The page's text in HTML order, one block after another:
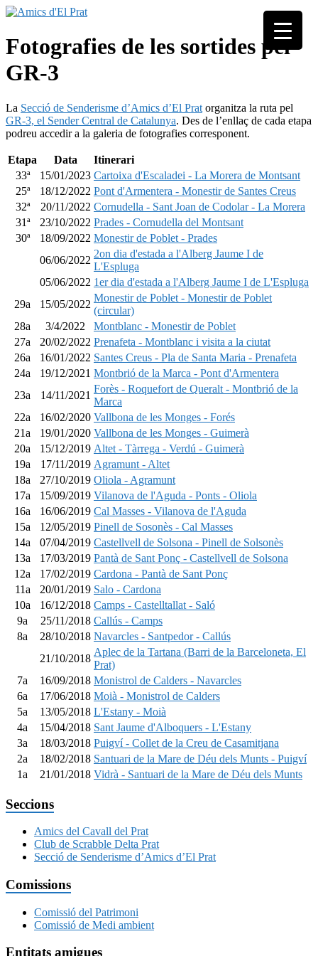
Skip
content
Amics
d'El
Prat
seixantenària
nascuda amb
la finalitat de
tots els
pratencs
Fotografies de les sortides pel
GR-3
La Secció de Senderisme d’Amics d’El Prat organitza la ruta pel
GR-3, el Sender Central de Catalunya. Des de l’enllaç de cada etapa
podreu accedir a la galeria de fotografies corresponent.
Etapa Data
Itinerari
33ª
15/01/2023 Cartoixa d'Escaladei - La Morera de Montsant
25ª
18/12/2022 Pont d'Armentera - Monestir de Santes Creus
32ª
20/11/2022 Cornudella - Sant Joan de Codolar - La Morera
31ª
23/10/2022 Prades - Cornudella del Montsant
30ª
18/09/2022 Monestir de Poblet - Prades
06/06/2022
2on dia d'estada a l'Alberg Jaume I de
L'Espluga
05/06/2022 1er dia d'estada a l'Alberg Jaume I de L'Espluga
29a
15/05/2022
Monestir de Poblet - Monestir de Poblet
(circular)
28a
3/4/2022
Montblanc - Monestir de Poblet
27a
20/02/2022 Prenafeta - Montblanc i visita a la ciutat
26a
16/01/2022 Santes Creus - Pla de Santa Maria - Prenafeta
24a
19/12/2021 Montbrió de la Marca - Pont d'Armentera
23a
14/11/2021
Forès - Roquefort de Queralt - Montbrió de la
Marca
22a
16/02/2020 Vallbona de les Monges - Forés
21a
19/01/2020 Vallbona de les Monges - Guimerà
20a
15/12/2019 Altet - Tàrrega - Verdú - Guimerà
19a
17/11/2019 Agramunt - Altet
18a
27/10/2019 Oliola - Agramunt
17a
15/09/2019 Vilanova de l'Aguda - Ponts - Oliola
16a
16/06/2019 Cal Masses - Vilanova de l'Aguda
15a
12/05/2019 Pinell de Sosonès - Cal Masses
14a
07/04/2019 Castellvell de Solsona - Pinell de Solsonès
13a
17/03/2019 Pantà de Sant Ponç - Castellvell de Solsona
12a
17/02/2019 Cardona - Pantà de Sant Ponç
11a
20/01/2019 Salo - Cardona
10a
16/12/2018 Camps - Castelltallat - Saló
9a
25/11/2018 Callús - Camps
8a
28/10/2018 Navarcles - Santpedor - Callús
21/10/2018
Aplec de la Tartana (Barri de la Barceloneta, El
Prat)
7a
16/09/2018 Monistrol de Calders - Navarcles
6a
17/06/2018 Moià - Monistrol de Calders
5a
13/05/2018 L'Estany - Moià
4a
15/04/2018 Sant Jaume d'Alboquers - L'Estany
3a
18/03/2018 Puigví - Collet de la Creu de Casamitjana
2a
18/02/2018 Santuari de la Mare de Déu dels Munts - Puigví
1a
21/01/2018 Vidrà - Santuari de la Mare de Déu dels Munts
Seccions
Amics del Cavall del Prat
Club de Scrabble Delta Prat
Secció de Senderisme d’Amics d’El Prat
Comissions
Comissió del Patrimoni
Comissió de Medi ambient
Entitats amigues